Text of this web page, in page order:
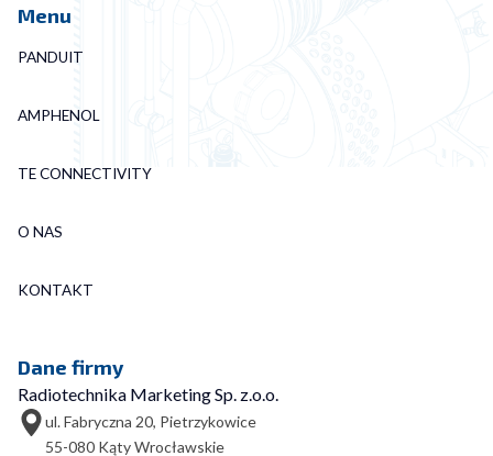
Menu
PANDUIT
AMPHENOL
TE CONNECTIVITY
O NAS
KONTAKT
Dane firmy
Radiotechnika Marketing Sp. z.o.o.
ul. Fabryczna 20, Pietrzykowice
55-080 Kąty Wrocławskie